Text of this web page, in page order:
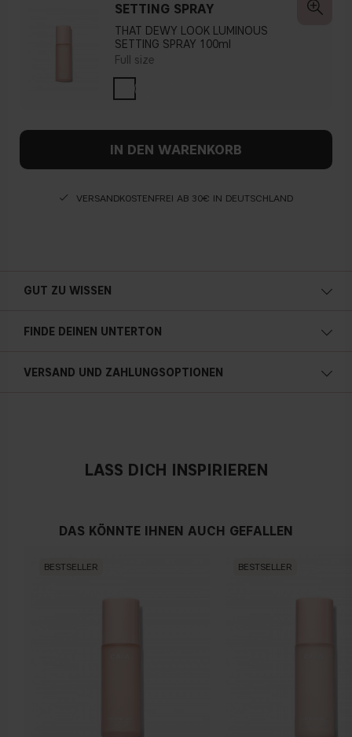
SETTING SPRAY
THAT DEWY LOOK LUMINOUS
SETTING SPRAY 100ml
Full size
IN DEN WARENKORB
VERSANDKOSTENFREI AB 30€ IN DEUTSCHLAND
GUT ZU WISSEN
FINDE DEINEN UNTERTON
Blauer, rosa oder rötlicher teint
Kein offensichtlicher Blau-, Rosa- oder Gelbton
VERSAND UND ZAHLUNGSOPTIONEN
LASS DICH INSPIRIEREN
DAS KÖNNTE IHNEN AUCH GEFALLEN
BESTSELLER BESTSELLER